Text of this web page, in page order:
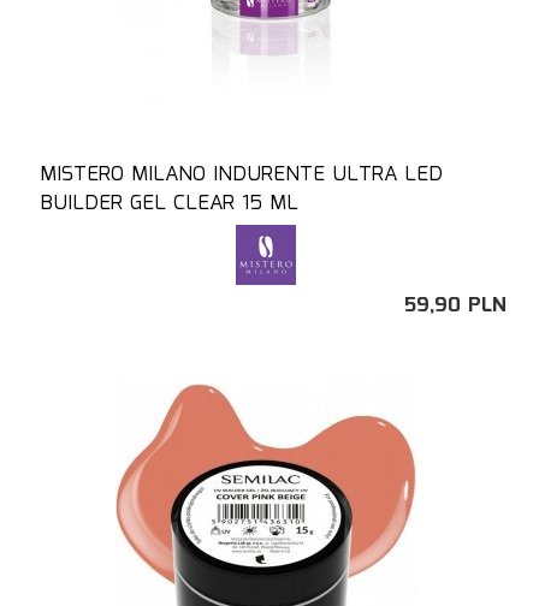
MISTERO MILANO INDURENTE ULTRA LED
BUILDER GEL CLEAR 15 ML
59,90 PLN